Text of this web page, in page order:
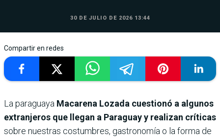
30 DE JULIO DE 2026 13:44
Compartir en redes
La paraguaya Macarena Lozada cuestionó a algunos
extranjeros que llegan a Paraguay y realizan críticas
sobre nuestras costumbres, gastronomía o la forma de